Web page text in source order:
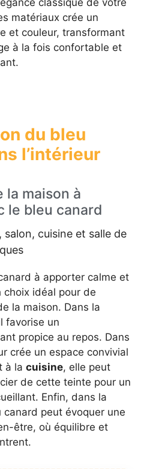
matériaux crée un
et couleur, transformant
à la fois confortable et
du bleu
l’intérieur
la maison à
le bleu canard
cuisine et salle de
à apporter calme et
idéal pour de
la maison. Dans la
favorise un
propice au repos. Dans
crée un espace convivial
à la cuisine, elle peut
de cette teinte pour un
Enfin, dans la
canard peut évoquer une
être, où équilibre et